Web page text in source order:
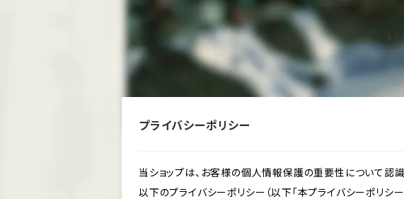
プライバシーポリシー
当ショップは、お客様の個人情報保護の重要性について認識
以下のプライバシーポリシー（以下「本プライバシーポリシ